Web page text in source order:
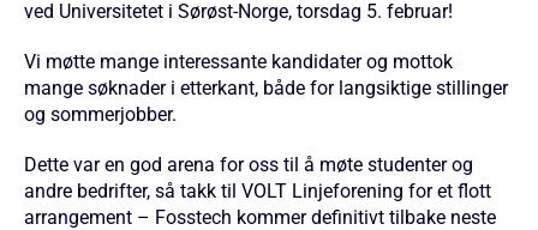
ved Universitetet i Sørøst-Norge, torsdag 5. februar!
Vi møtte mange interessante kandidater og mottok
mange søknader i etterkant, både for langsiktige stillinger
og sommerjobber.
Dette var en god arena for oss til å møte studenter og
andre bedrifter, så takk til VOLT Linjeforening for et flott
arrangement – Fosstech kommer definitivt tilbake neste